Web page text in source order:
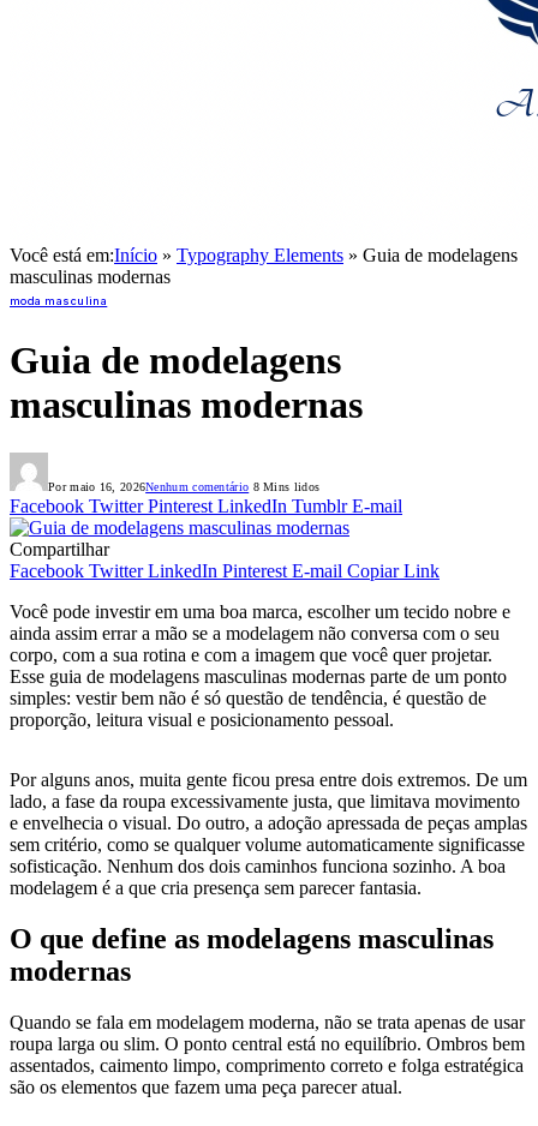
Você está em:Início » Typography Elements » Guia de modelagens
masculinas modernas
moda masculina
Guia de modelagens
masculinas modernas
Por maio 16, 2026Nenhum comentário 8 Mins lidos
Facebook Twitter Pinterest LinkedIn Tumblr E-mail
Compartilhar
Facebook Twitter LinkedIn Pinterest E-mail Copiar Link
Você pode investir em uma boa marca, escolher um tecido nobre e
ainda assim errar a mão se a modelagem não conversa com o seu
corpo, com a sua rotina e com a imagem que você quer projetar.
Esse guia de modelagens masculinas modernas parte de um ponto
simples: vestir bem não é só questão de tendência, é questão de
proporção, leitura visual e posicionamento pessoal.
Por alguns anos, muita gente ficou presa entre dois extremos. De um
lado, a fase da roupa excessivamente justa, que limitava movimento
e envelhecia o visual. Do outro, a adoção apressada de peças amplas
sem critério, como se qualquer volume automaticamente significasse
sofisticação. Nenhum dos dois caminhos funciona sozinho. A boa
modelagem é a que cria presença sem parecer fantasia.
O que define as modelagens masculinas
modernas
Quando se fala em modelagem moderna, não se trata apenas de usar
roupa larga ou slim. O ponto central está no equilíbrio. Ombros bem
assentados, caimento limpo, comprimento correto e folga estratégica
são os elementos que fazem uma peça parecer atual.